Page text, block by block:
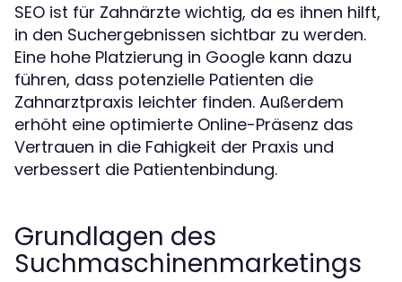
SEO ist für Zahnärzte wichtig, da es ihnen hilft,
in den Suchergebnissen sichtbar zu werden.
Eine hohe Platzierung in Google kann dazu
führen, dass potenzielle Patienten die
Zahnarztpraxis leichter finden. Außerdem
erhöht eine optimierte Online-Präsenz das
Vertrauen in die Fahigkeit der Praxis und
verbessert die Patientenbindung.
Grundlagen des
Suchmaschinenmarketings